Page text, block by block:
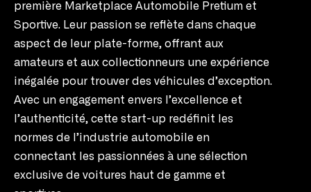
première Marketplace Automobile Pretium et
Sportive. Leur passion se reflète dans chaque
aspect de leur plate-forme, offrant aux
amateurs et aux collectionneurs une expérience
inégalée pour trouver des véhicules d’exception.
Avec un engagement envers l’excellence et
l’authenticité, cette start-up redéfinit les
normes de l’industrie automobile en
connectant les passionnées à une sélection
exclusive de voitures haut de gamme et